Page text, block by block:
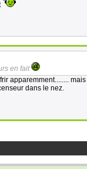
en fait
apparemment........
dans le nez.